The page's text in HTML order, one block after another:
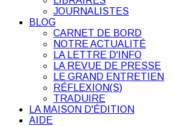
JOURNALISTES
BLOG
CARNET DE BORD
NOTRE ACTUALITÉ
LA LETTRE D'INFO
LA REVUE DE PRESSE
LE GRAND ENTRETIEN
RÉFLEXION(S)
TRADUIRE
LA MAISON D'ÉDITION
AIDE